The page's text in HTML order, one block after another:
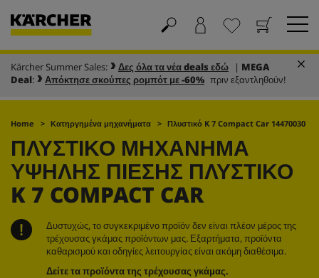
Καλάθι
Αγαπημένα
Kärcher Summer Sales: Δες όλα τα νέα deals εδώ | MEGA
Deal: Απόκτησε σκούπες ρομπότ με -60% πριν εξαντληθούν!
Home Κατηργημένα μηχανήματα Πλυστικό K 7 Compact Car 14470030
ΠΛΥΣΤΙΚΌ ΜΗΧΆΝΗΜΑ
ΥΨΗΛΉΣ ΠΊΕΣΗΣ ΠΛΥΣΤΙΚΌ
K 7 COMPACT CAR
Δυστυχώς, το συγκεκριμένο προϊόν δεν είναι πλέον μέρος της
τρέχουσας γκάμας προϊόντων μας. Εξαρτήματα, προϊόντα
καθαρισμού και οδηγίες λειτουργίας είναι ακόμη διαθέσιμα.
Δείτε τα προϊόντα της τρέχουσας γκάμας.